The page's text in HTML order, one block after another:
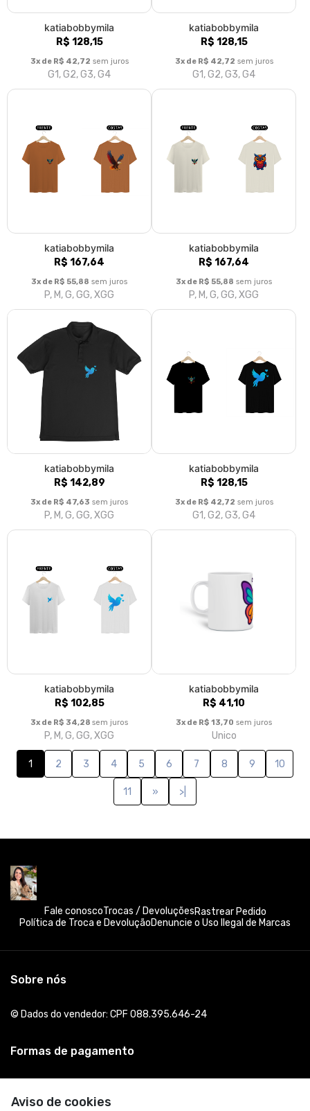
katiabobbymila
R$ 128,15
3x de R$ 42,72 sem juros
G1, G2, G3, G4
katiabobbymila
R$ 128,15
3x de R$ 42,72 sem juros
G1, G2, G3, G4
katiabobbymila
R$ 167,64
3x de R$ 55,88 sem juros
P, M, G, GG, XGG
katiabobbymila
R$ 167,64
3x de R$ 55,88 sem juros
P, M, G, GG, XGG
katiabobbymila
R$ 142,89
3x de R$ 47,63 sem juros
P, M, G, GG, XGG
katiabobbymila
R$ 128,15
3x de R$ 42,72 sem juros
G1, G2, G3, G4
katiabobbymila
R$ 102,85
3x de R$ 34,28 sem juros
P, M, G, GG, XGG
katiabobbymila
R$ 41,10
3x de R$ 13,70 sem juros
Unico
1 2 3 4 5 6 7 8 9 10
11 » >|
Aviso de cookies
Fale conoscoTrocas / DevoluçõesRastrear Pedido
Política de Troca e DevoluçãoDenuncie o Uso Ilegal de Marcas
Sobre nós
© Dados do vendedor: CPF 088.395.646-24
Formas de pagamento